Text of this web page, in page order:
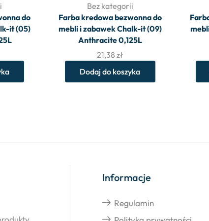
do
it (05)
Bez kategorii
Farba kredowa bezwonna do
mebli i zabawek Chalk-it (09)
Anthracite 0,125L
21,38zł
Dodaj do koszyka
Informacje
Regulamin